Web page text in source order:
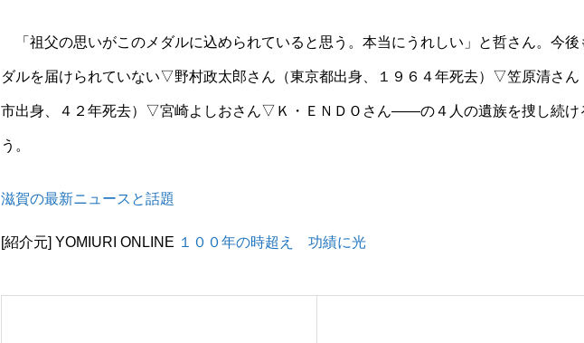
「祖父の思いがこのメダルに込められていると思う。本当にうれしい」と哲さん。今後
ダルを届けられていない▽野村政太郎さん（東京都出身、１９６４年死去）▽笠原清さん
市出身、４２年死去）▽宮崎よしおさん▽Ｋ・ＥＮＤＯさん――の４人の遺族を捜し続け
う。
滋賀の最新ニュースと話題
[紹介元] YOMIURI ONLINE １００年の時超え 功績に光